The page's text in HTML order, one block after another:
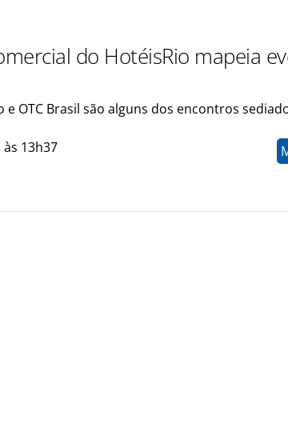
do HotéisRio mapeia
e OTC Brasil são alguns dos encontros
13h37